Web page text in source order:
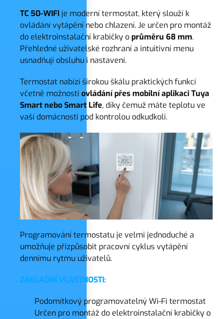
TC 50-WIFI je moderní termostat, který slouží k
ovládání vytápění nebo chlazení. Je určen pro montáž
do elektroinstalační krabičky o průměru 68 mm.
Přehledné uživatelské rozhraní a intuitivní menu
usnadňují obsluhu i nastavení.
Termostat nabízí širokou škálu praktických funkcí
včetně možnostiovládání přes mobilní aplikaci Tuya
Smart nebo Smart Life, díky čemuž máte teplotu ve
vaší domácnosti pod kontrolou odkudkoli.
Programování termostatu je velmi jednoduché a
umožňuje přizpůsobit pracovní cyklus vytápění
dennímu rytmu uživatelů.
ZÁKLADNÍ VLASTNOSTI:
Podomítkový programovatelný Wi-Fi termostat
Určen pro montáž do elektroinstalační krabičky o